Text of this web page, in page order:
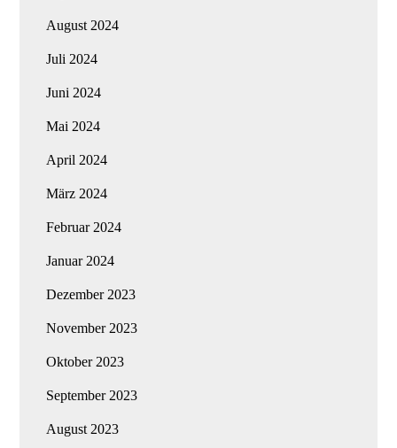
August 2024
Juli 2024
Juni 2024
Mai 2024
April 2024
März 2024
Februar 2024
Januar 2024
Dezember 2023
November 2023
Oktober 2023
September 2023
August 2023